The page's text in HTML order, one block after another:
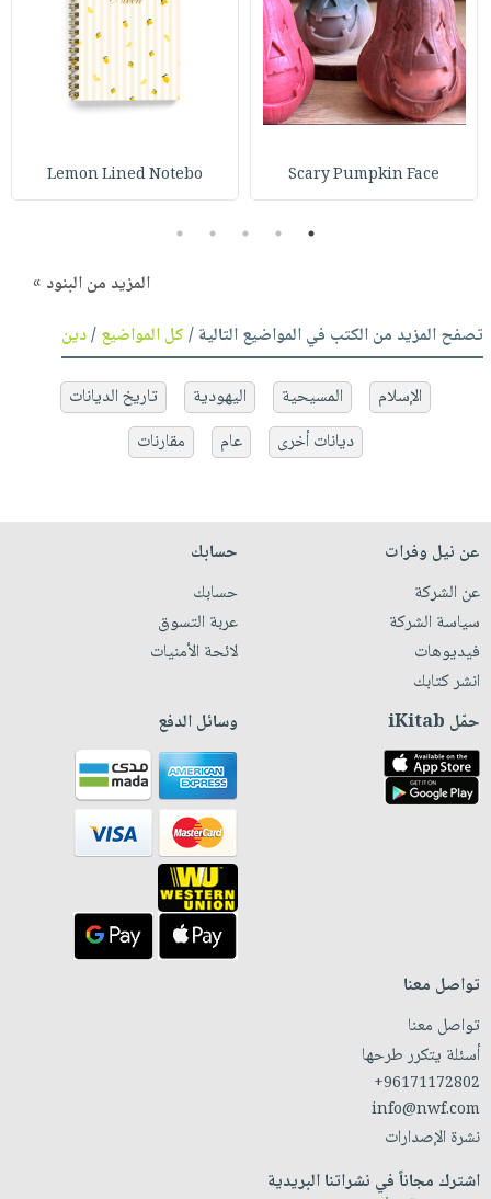
Scary Pumpkin Face
Lemon Lined Notebo
1
2
3
4
5
المزيد من البنود »
تصفح المزيد من الكتب في المواضيع التالية /كل المواضيع/دين
الإسلام المسيحية اليهودية
تاريخ الديانات
ديانات أخرى
عام مقارنات
عن نيل وفرات
عن الشركة
سياسة الشركة
فيديوهات
انشر كتابك
حسابك
حسابك
عربة التسوق
لائحة الأمنيات
حمّل iKitab وسائل الدفع
تواصل معنا
تواصل معنا
أسئلة يتكرر طرحها
+96171172802
info@nwf.com
نشرة الإصدارات
اشترك مجاناً في نشراتنا البريدية